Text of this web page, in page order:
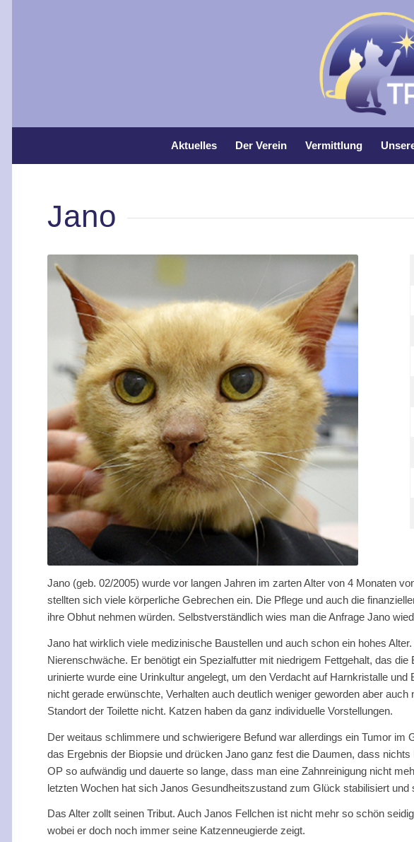
Aktuelles Der Verein Vermittlung
Jano
Jano (geb. 02/2005) wurde vor langen Jahren im zarten Alter von 4 Monaten
stellten sich viele körperliche Gebrechen ein. Die Pflege und auch die
ihre Obhut nehmen würden. Selbstverständlich wies man die Anfrage Jano
Jano hat wirklich viele medizinische Baustellen und auch schon ein hohes
Nierenschwäche. Er benötigt ein Spezialfutter mit niedrigem Fettgehalt, das
urinierte wurde eine Urinkultur angelegt, um den Verdacht auf Harnkristalle
nicht gerade erwünschte, Verhalten auch deutlich weniger geworden aber
Standort der Toilette nicht. Katzen haben da ganz individuelle Vorstellungen.
Der weitaus schlimmere und schwierigere Befund war allerdings ein Tumor
das Ergebnis der Biopsie und drücken Jano ganz fest die Daumen, dass
OP so aufwändig und dauerte so lange, dass man eine Zahnreinigung nicht
letzten Wochen hat sich Janos Gesundheitszustand zum Glück stabilisiert
Das Alter zollt seinen Tribut. Auch Janos Fellchen ist nicht mehr so schön
wobei er doch noch immer seine Katzenneugierde zeigt.